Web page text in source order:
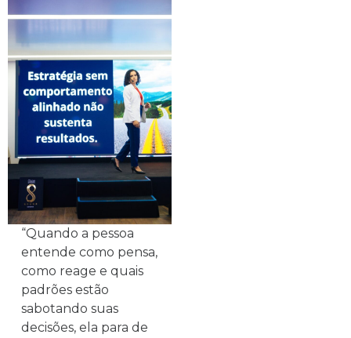
“Quando a pessoa
entende como pensa,
como reage e quais
padrões estão
sabotando suas
decisões, ela para de